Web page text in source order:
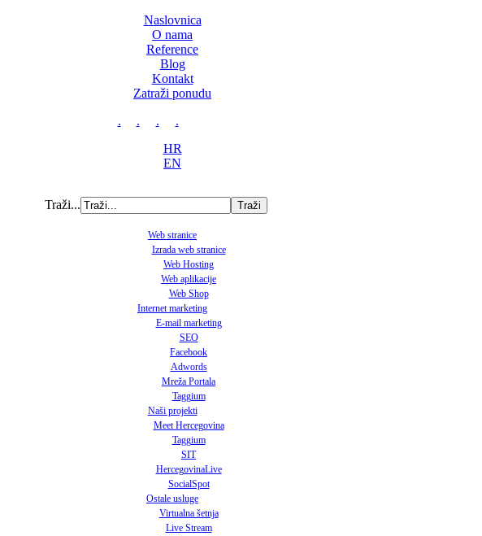
Naslovnica
O nama
Reference
Blog
Kontakt
Zatraži ponudu
.
. .
.
HR
EN
Traži...
Web stranice
Izrada web stranice
Web Hosting
Web aplikacije
Web Shop
Internet marketing
E-mail marketing
SEO
Facebook
Adwords
Mreža Portala
Taggium
Naši projekti
Meet Hercegovina
Taggium
SIT
HercegovinaLive
SocialSpot
Ostale usluge
Virtualna šetnja
Live Stream